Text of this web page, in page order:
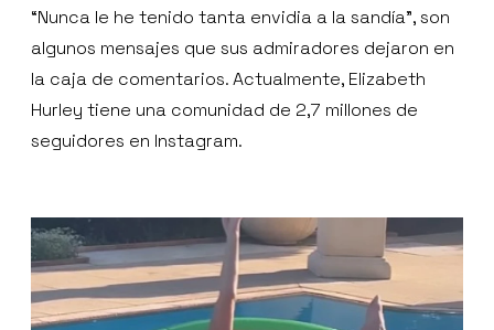
“Nunca le he tenido tanta envidia a la sandía”, son
algunos mensajes que sus admiradores dejaron en
la caja de comentarios. Actualmente, Elizabeth
Hurley tiene una comunidad de 2,7 millones de
seguidores en Instagram.